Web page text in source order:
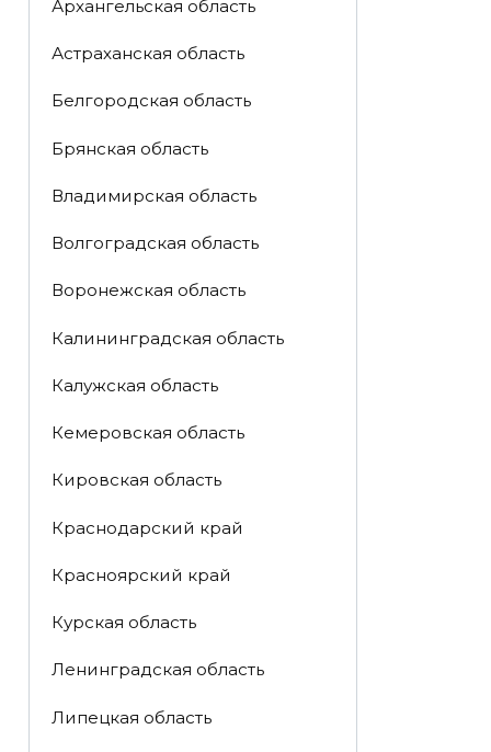
Архангельская область
Астраханская область
Белгородская область
Брянская область
Владимирская область
Волгоградская область
Воронежская область
Калининградская область
Калужская область
Кемеровская область
Кировская область
Краснодарский край
Красноярский край
Курская область
Ленинградская область
Липецкая область